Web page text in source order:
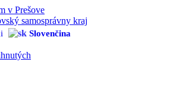
v Prešove
samosprávny kraj
Slovenčina